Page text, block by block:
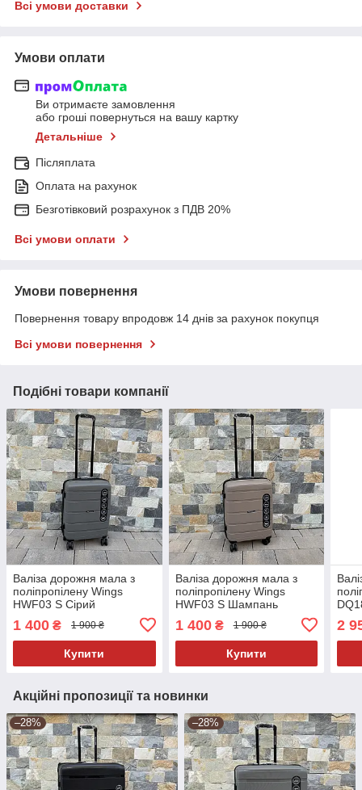
Всі умови доставки
Умови оплати
Ви отримаєте замовлення
або гроші повернуться на вашу картку
Детальніше
Післяплата
Оплата на рахунок
Безготівковий розрахунок з ПДВ 20%
Всі умови оплати
Умови повернення
Повернення товару впродовж 14 днів за рахунок покупця
Всі умови повернення
Подібні товари компанії
Валіза дорожня мала з
поліпропілену Wings
HWF03 S Сірий
1 400 ₴ 1 900 ₴
Купити
Валіза дорожня мала з
поліпропілену Wings
HWF03 S Шампань
1 400₴ 1 900 ₴
Купити
2
Акційні пропозиції та новинки
–28% –28%